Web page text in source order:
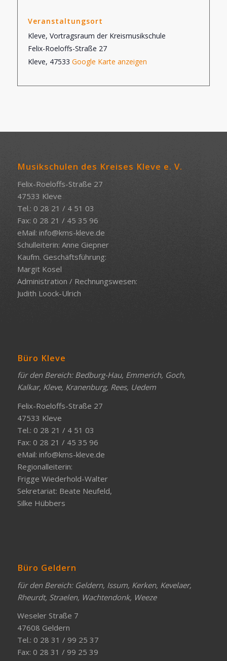
Veranstaltungsort
Kleve, Vortragsraum der Kreismusikschule
Felix-Roeloffs-Straße 27
Kleve, 47533 Google Karte anzeigen
Musikschulen des Kreises Kleve e. V.
Felix-Roeloffs-Straße 27
47533 Kleve
Tel.: 0 28 21 / 4 51 03
Fax: 0 28 21 / 45 35 96
eMail: info@kms-kleve.de
Schulleiterin: Anne Giepner
Kaufm. Geschäftsführung:
Margit Kosel
Administration / Rechnungswesen:
Judith Loock-Ulrich
Büro Kleve
für den Bereich: Bedburg-Hau, Emmerich, Goch,
Kalkar, Kleve, Kranenburg, Rees, Uedem
Felix-Roeloffs-Straße 27
47533 Kleve
Tel.: 0 28 21 / 4 51 03
Fax: 0 28 21 / 45 35 96
eMail: info@kms-kleve.de
Regionalleiterin:
Frigge Wiederhold-Walter
Sekretariat: Beate Neufeld,
Silke Hübbers
Büro Geldern
für den Bereich: Geldern, Issum, Kerken, Kevelaer,
Rheurdt, Straelen, Wachtendonk, Weeze
Weseler Straße 7
47608 Geldern
Tel.: 0 28 31 / 99 25 37
Fax: 0 28 31 / 99 25 39